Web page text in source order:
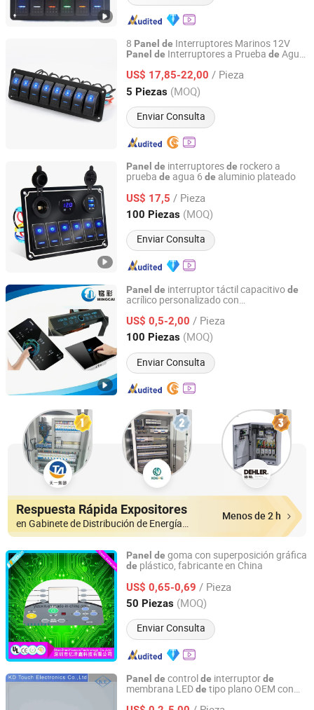
8 Panel de Interruptores Marinos 12V
Panel de Interruptores a Prueba de Agua
Automóviles, RV, Camiones, Vehículos
Camper
US$ 17,85-22,00 / Pieza
5 Piezas (MOQ)
Enviar Consulta
Yueqing Daier Electron Co., Ltd.
Zhejiang, China Desde 2012
Panel de interruptoresde rockero a
prueba de agua 6 de aluminio plateado
US$ 17,5 / Pieza
100 Piezas (MOQ)
Enviar Consulta
Dongguan Maiyu Electronics Co., Ltd.
Guangdong, China Desde 2015
Panel de interruptor táctil capacitivode
acrílico personalizado con
pantalla
US$ 0,5-2,00 / Pieza
100 Piezas (MOQ)
Enviar Consulta
Xiamen Mingcai Electronic Technology Co., Ltd.
Fujian, China Desde 2021
Respuesta Rápida Expositores
en Gabinete de Distribución de Energía y Caja
Menos de 2 h
Panel de goma con superposición gráfica
de plástico, fabricante en China
US$ 0,65-0,69 / Pieza
50 Piezas (MOQ)
Enviar Consulta
Shenzhen Yizexin Technology Co., Ltd.
Guangdong, China Desde 2017
Panel de controlde interruptorde
membrana LEDde tipo plano OEM con
Kay-EE Membrane Keyboard Switch Co., Ltd.